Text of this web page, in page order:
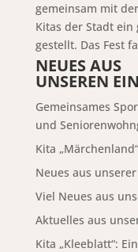
gemeinsam mit
Kitas der Stadt
gestellt. Das Fest
NEUES AUS
UNSEREN
Gemeinsames
und
Kita
Neues aus
Viel Neues aus
Aktuelles aus
Kita „Kleeblatt“: